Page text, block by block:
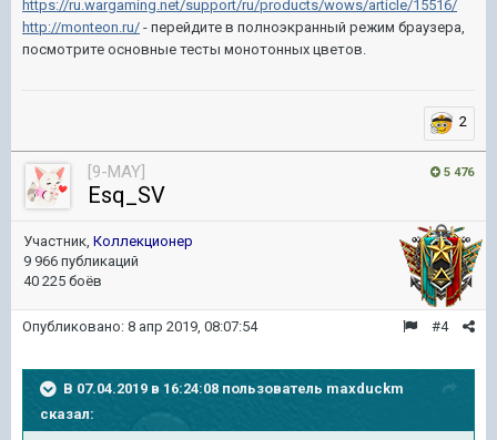
https://ru.wargaming.net/support/ru/products/wows/article/15516/
http://monteon.ru/ - перейдите в полноэкранный режим браузера,
посмотрите основные тесты монотонных цветов.
2
5 476
[9-MAY]
Esq_SV
Участник, Коллекционер
9 966 публикаций
40 225 боёв
#4
Опубликовано: 8 апр 2019, 08:07:54
В 07.04.2019 в 16:24:08 пользователь maxduckm
сказал: